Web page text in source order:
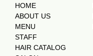
HOME
ABOUT US
MENU
STAFF
HAIR CATALOG